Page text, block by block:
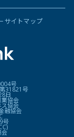
サイトマップ
号
31821号
日
協会
協会
融協会
号